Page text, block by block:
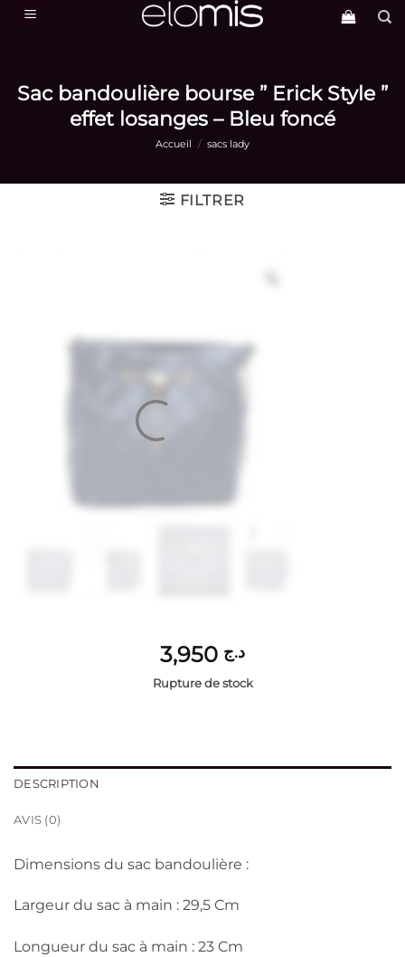
Passer
Sac bandoulière bourse ” Erick Style ”
effet losanges – Bleu foncé
Accueil / sacs lady
FILTRER
د.ج
Rupture de stock
DESCRIPTION
AVIS (0)
Dimensions du sac bandoulière :
Largeur du sac à main : 29,5 Cm
Longueur du sac à main : 23 Cm